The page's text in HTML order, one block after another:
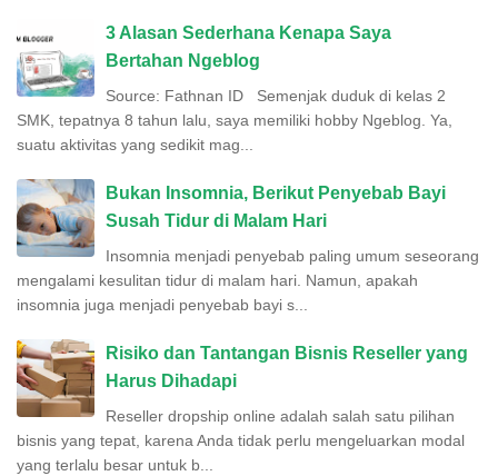
3 Alasan Sederhana Kenapa Saya
Bertahan Ngeblog
Source: Fathnan ID Semenjak duduk di kelas 2
SMK, tepatnya 8 tahun lalu, saya memiliki hobby Ngeblog. Ya,
suatu aktivitas yang sedikit mag...
Bukan Insomnia, Berikut Penyebab Bayi
Susah Tidur di Malam Hari
Insomnia menjadi penyebab paling umum seseorang
mengalami kesulitan tidur di malam hari. Namun, apakah
insomnia juga menjadi penyebab bayi s...
Risiko dan Tantangan Bisnis Reseller yang
Harus Dihadapi
Reseller dropship online adalah salah satu pilihan
bisnis yang tepat, karena Anda tidak perlu mengeluarkan modal
yang terlalu besar untuk b...